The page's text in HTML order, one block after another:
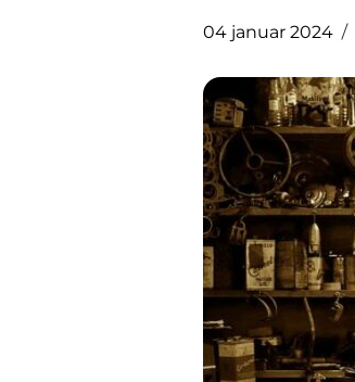
04 januar 2024